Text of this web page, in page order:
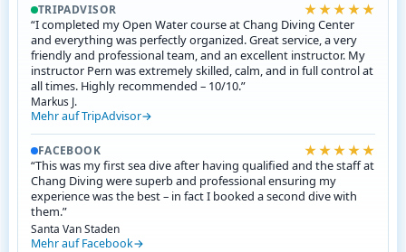
TRIPADVISOR ★★★★★
“I completed my Open Water course at Chang Diving Center
and everything was perfectly organized. Great service, a very
friendly and professional team, and an excellent instructor. My
instructor Pern was extremely skilled, calm, and in full control at
all times. Highly recommended – 10/10.”
Markus J.
Mehr auf TripAdvisor
FACEBOOK ★★★★★
“This was my first sea dive after having qualified and the staff at
Chang Diving were superb and professional ensuring my
experience was the best – in fact I booked a second dive with
them.”
Santa Van Staden
Mehr auf Facebook